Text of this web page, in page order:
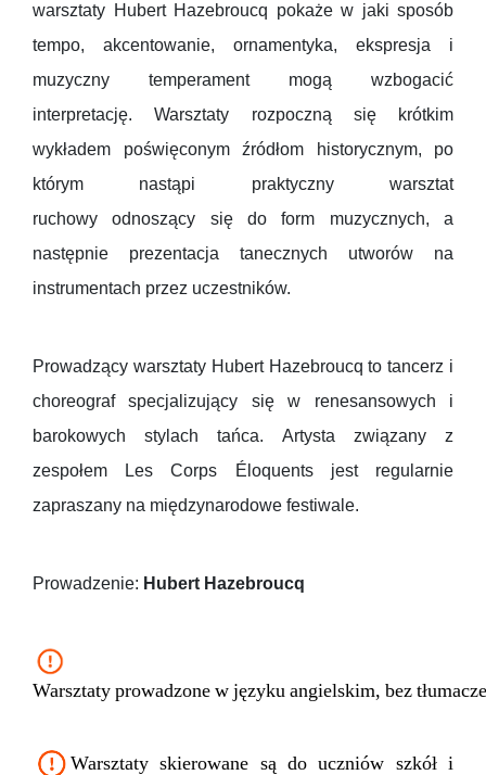
warsztaty Hubert Hazebroucq pokaże w jaki sposób
tempo, akcentowanie, ornamentyka, ekspresja i
muzyczny temperament mogą wzbogacić
interpretację. Warsztaty rozpoczną się krótkim
wykładem poświęconym źródłom historycznym, po
którym nastąpi praktyczny warsztat
ruchowy odnoszący się do form muzycznych, a
następnie prezentacja tanecznych utworów na
instrumentach przez uczestników.
Prowadzący warsztaty Hubert Hazebroucq to tancerz i
choreograf specjalizujący się w renesansowych i
barokowych stylach tańca. Artysta związany z
zespołem Les Corps Éloquents jest regularnie
zapraszany na międzynarodowe festiwale.
Prowadzenie: Hubert Hazebroucq
Warsztaty prowadzone w języku angielskim, bez
Warsztaty skierowane są do uczniów szkół i